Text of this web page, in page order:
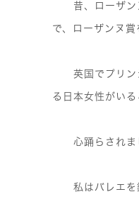
昔、ローザン
で、ローザンヌ賞
英国でプリン
る日本女性がいる
心踊らされま
私はバレエを